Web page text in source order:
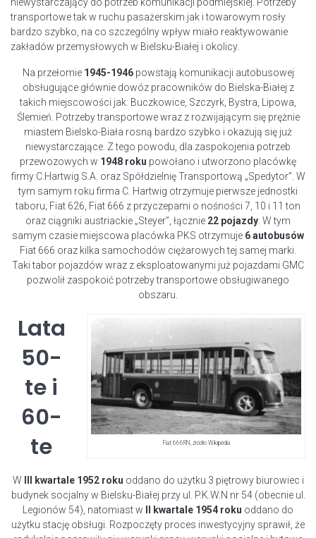
transportowe tak w ruchu pasażerskim jak i towarowym rosły
bardzo szybko, na co szczególny wpływ miało reaktywowanie
zakładów przemysłowych w Bielsku-Białej i okolicy.
Na przełomie 1945-1946powstają komunikacji autobusowej
obsługujące głównie dowóz pracowników do Bielska-Białej z
takich miejscowości jak: Buczkowice, Szczyrk, Bystra, Lipowa,
Ślemień. Potrzeby transportowe wraz z rozwijającym się prężnie
miastem Bielsko-Biała rosną bardzo szybko i okazują się już
niewystarczające. Z tego powodu, dla zaspokojenia potrzeb
przewozowych w 1948 roku powołano i utworzono placówkę
firmy C.Hartwig S.A. oraz Spółdzielnię Transportową „Spedytor”. W
tym samym roku firma C. Hartwig otrzymuje pierwsze jednostki
taboru; Fiat 626, Fiat 666 z przyczepami o nośności 7, 10 i 11 ton
oraz ciągniki austriackie „Steyer”, łącznie 22 pojazdy . W tym
samym czasie miejscowa placówka PKS otrzymuje 6 autobusów
Fiat 666 oraz kilka samochodów ciężarowych tej samej marki.
Taki tabor pojazdów wraz z eksploatowanymi już pojazdami GMC
pozwolił zaspokoić potrzeby transportowe obsługiwanego
obszaru.
Fiat 666RN, źródło Wikipedia
Lata
50-
te i
60-
te
W III kwartale 1952 roku oddano do użytku 3 piętrowy biurowiec i
budynek socjalny w Bielsku-Białej przy ul. P.K.W.N nr 54 (obecnie ul.
Legionów 54), natomiast w
II kwartale 1954 roku oddano do
użytku stację obsługi. Rozpoczęty proces inwestycyjny sprawił, że